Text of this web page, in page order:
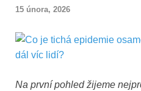
15 února, 2026
Na první pohled žijeme